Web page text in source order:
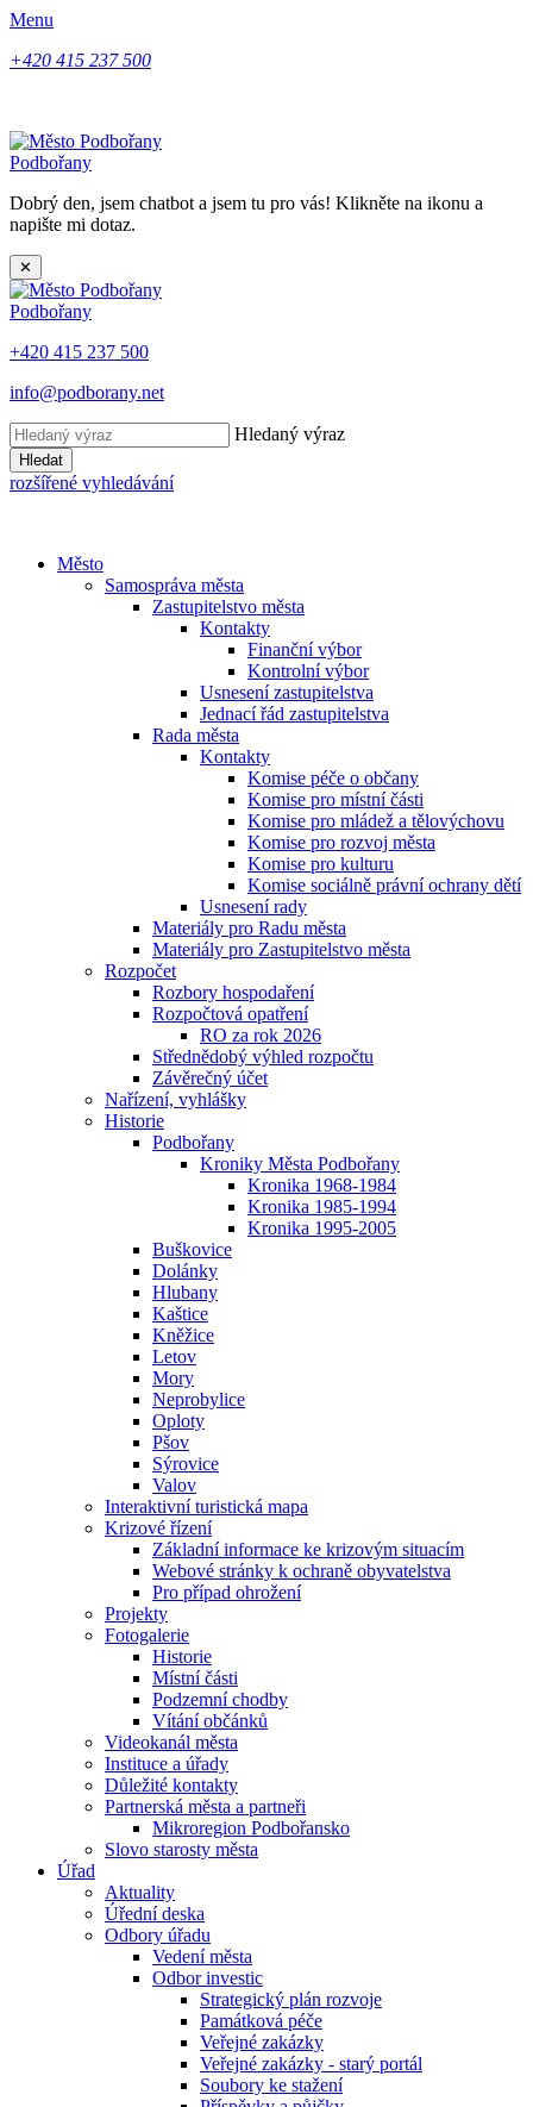
Menu
+420 415 237 500
Podbořany
Dobrý den, jsem chatbot a jsem tu pro vás! Klikněte na ikonu a
napište mi dotaz.
✕
Podbořany
+420 415 237 500
info@podborany.net
Hledaný výraz
Hledat
rozšířené vyhledávání
Město
Samospráva města
Zastupitelstvo města
Kontakty
Finanční výbor
Kontrolní výbor
Usnesení zastupitelstva
Jednací řád zastupitelstva
Rada města
Kontakty
Komise péče o občany
Komise pro místní části
Komise pro mládež a tělovýchovu
Komise pro rozvoj města
Komise pro kulturu
Komise sociálně právní ochrany dětí
Usnesení rady
Materiály pro Radu města
Materiály pro Zastupitelstvo města
Rozpočet
Rozbory hospodaření
Rozpočtová opatření
RO za rok 2026
Střednědobý výhled rozpočtu
Závěrečný účet
Nařízení, vyhlášky
Historie
Podbořany
Kroniky Města Podbořany
Kronika 1968-1984
Kronika 1985-1994
Kronika 1995-2005
Buškovice
Dolánky
Hlubany
Kaštice
Kněžice
Letov
Mory
Neprobylice
Oploty
Pšov
Sýrovice
Valov
Interaktivní turistická mapa
Krizové řízení
Základní informace ke krizovým situacím
Webové stránky k ochraně obyvatelstva
Pro případ ohrožení
Projekty
Fotogalerie
Historie
Místní části
Podzemní chodby
Vítání občánků
Videokanál města
Instituce a úřady
Důležité kontakty
Partnerská města a partneři
Mikroregion Podbořansko
Slovo starosty města
Úřad
Aktuality
Úřední deska
Odbory úřadu
Vedení města
Odbor investic
Strategický plán rozvoje
Památková péče
Veřejné zakázky
Veřejné zakázky - starý portál
Soubory ke stažení